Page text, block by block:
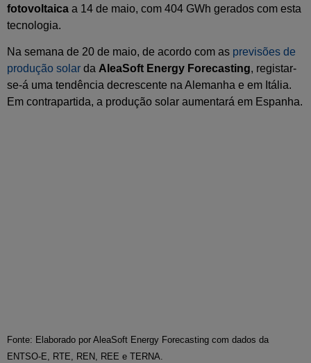
fotovoltaica a 14 de maio, com 404 GWh gerados com esta
tecnologia.
Na semana de 20 de maio, de acordo com as previsões de
produção solar da AleaSoft Energy Forecasting, registar-
se-á uma tendência decrescente na Alemanha e em Itália.
Em contrapartida, a produção solar aumentará em Espanha.
Fonte: Elaborado por AleaSoft Energy Forecasting com dados da
ENTSO-E, RTE, REN, REE e TERNA.